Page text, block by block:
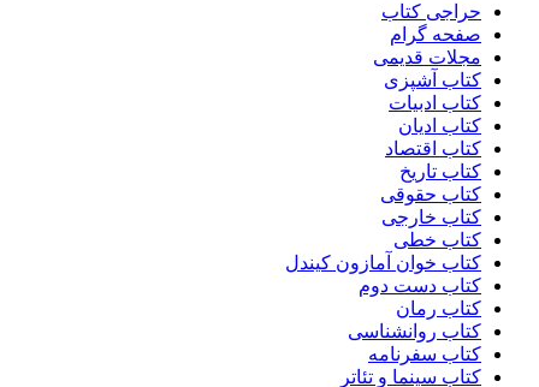
حراجی کتاب
صفحه گرام
مجلات قدیمی
کتاب آشپزی
کتاب ادبیات
کتاب ادیان
کتاب اقتصاد
کتاب تاریخ
کتاب حقوقی
کتاب خارجی
کتاب خطی
کتاب خوان آمازون کیندل
کتاب دست دوم
کتاب رمان
کتاب روانشناسی
کتاب سفرنامه
کتاب سینما و تئاتر